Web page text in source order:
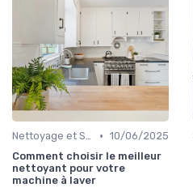
Nettoyage et Soins Quotidiens • 10/06/2025
Comment choisir le meilleur
nettoyant pour votre
machine à laver